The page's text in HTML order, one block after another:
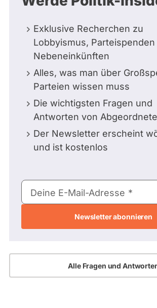
Exklusive Recherchen zu
Lobbyismus, Parteispenden
Nebeneinkünften
Alles, was man über
Parteien wissen muss
Die wichtigsten Fragen und
Antworten von
Der Newsletter erscheint
und ist kostenlos
E-
Mail-
Deine E-Mail-Adresse
Alle Fragen und